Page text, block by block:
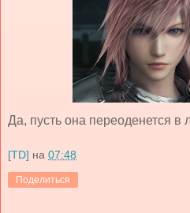
Да, пусть она переоденется
[TD] на 07:48
Поделиться